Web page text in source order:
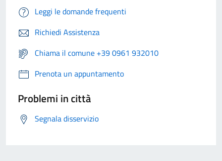
Leggi le domande frequenti
Richiedi Assistenza
Chiama il comune +39 0961 932010
Prenota un appuntamento
Problemi in città
Segnala disservizio